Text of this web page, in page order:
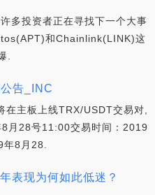
多投资者正在寻找下一个大事
和Chainlink(LINK)这
.
告_INC
主板上线TRX/USDT交易对,
月28号11:00交易时间：2019
8月28.
表现为何如此低迷？